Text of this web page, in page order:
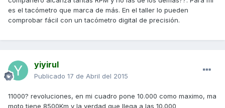
es el tacómetro que marca de más. En el taller lo pueden
comprobar fácil con un tacómetro digital de precisión.
yiyirul
Publicado 17 de Abril del 2015
11000? revoluciones, en mi cuadro pone 10.000 como maximo, ma
moto tiene 8500Km y la verdad que llega a las 10.000